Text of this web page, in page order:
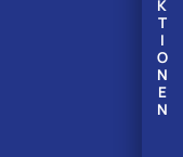
K
T
I
O
N
E
N